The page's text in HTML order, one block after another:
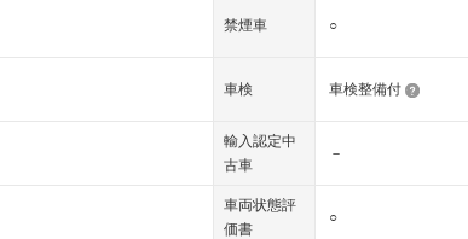
禁煙車 ○
車検 車検整備付
輸入認定中
古車
－
車両状態評
価書
○